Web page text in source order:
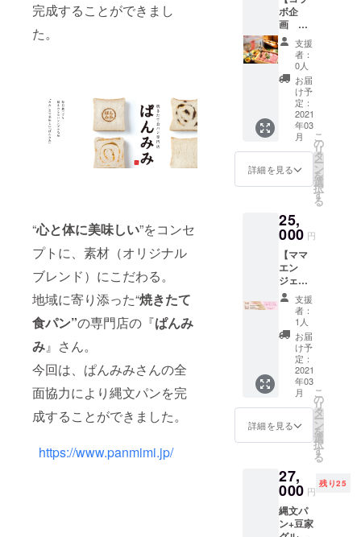
完成することができまし
た。
“心と体に美味しい”をコンセ
プトに、素材（オリジナル
ブレンド）にこだわる。
地域に寄り添った“焼きたて
食パン”の専門店の『ぱんみ
み』さん。
今回は、ぱんみみさんの全
面協力により縄文パンを完
成することができました。
https://www.panmimi.jp/
よ
みゃー
と考え
てみた
んだ
て。
ほーし
たら辿
り着い
てまっ
たの
が、豆
ラート
なんだ
まー、
ウッソ
み
てぇー
（嘘み
たい）
に、 豆
腐をた
べとる
かしゃ
ん、と
思って
まうく
らいの
豆腐そ
のもの
の味を
ギュー
っと凝
まった
どえ
りゃー
濃厚な
豆乳だ
20g、山
えのき
30g、わ
かめ
20g、南
関揚げ8
切れ、
名古屋
コーチ
ンスラ
イス
出汁
2000ml
針生
姜、ニ
ンニク
スライ
ス （約
２人
前）
・豆家
本店
genge
・豆家
茶寮
Blossa
・豆家
のりの
り ・豆
家 別邸
鶏とお
とうふ
福福 ・
蓮 で使
えるお
得な食
事券で
す。 ※
使用期
限は
2021/6
月まで
「生産
者」と
「消費
者であ
るマ
マ」が
直接つ
ながる
新たな
流通シ
ステム
「ママ
ゾン」
た 2種
類の自
米セッ
トをお
届けし
ます！
王妃の
白い王
子様
(3kg)+
王妃の
タヒチ
の休日
(3kg)=
合計6kg
※精米方
ます 〇
王妃の
白い王
子様
「ゆう
ボ企
画 し
びかま
本店名
物 し
びしゃ
ぶ】 今
回のク
ラウド
ファン
ディン
グで 縄
文パン
開発の
くだ
さった
豆家グ
ループ
さんと
のコラ
ボ企
画。 豆
家さん
の店
舗 し
びか
ま で
人気の
「天然
南まぐ
ろの
ご自宅
で味
いただ
ける
支援
者：
0人
お届
け予
定：
2021
年03
月
詳細を見る
こ
の
リ
タ
ー
ン
を
選
択
す
る
25,
000 円
【ママ
エン
ジェル
ス 自
然栽培
米セッ
ト
12kg】
ママ♡
エン
ジェル
TEAM2
600万で
活動す
ら生ま
れた
「生産
者」と
「消費
支援
者：
1人
お届
け予
定：
2021
年03
月
詳細を見る
こ
の
リ
タ
ー
ン
を
選
択
す
る
27,
000 円
残り25
縄文パ
ン+豆家